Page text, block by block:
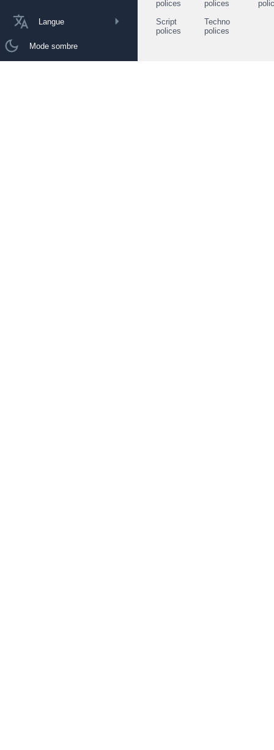
Langue
Mode sombre
polices polices
Script
polices
Techno
polices